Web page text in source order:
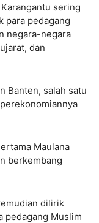
sering
para pedagang
negara-negara
dan
Banten, salah satu
Maulana
berkembang
dilirik
pedagang Muslim